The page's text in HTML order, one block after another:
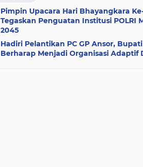
Pimpin Upacara Hari Bhayangkara
Tegaskan Penguatan Institusi POLRI
2045
Hadiri Pelantikan PC GP Ansor,
Berharap Menjadi Organisasi Adaptif